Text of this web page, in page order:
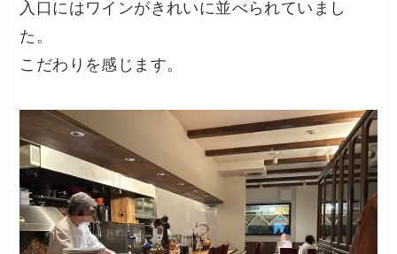
入口にはワインがきれいに並べられていまし
た。
こだわりを感じます。